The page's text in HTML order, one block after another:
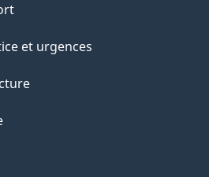
et urgences